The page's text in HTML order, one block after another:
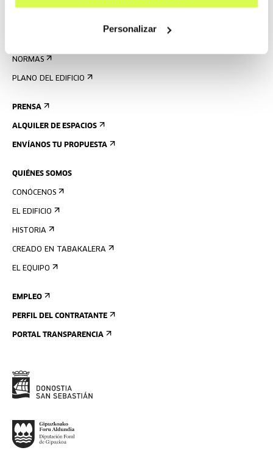
Personalizar
NORMAS
PLANO DEL EDIFICIO
PRENSA
ALQUILER DE ESPACIOS
ENVÍANOS TU PROPUESTA
QUIÉNES SOMOS
CONÓCENOS
EL EDIFICIO
HISTORIA
CREADO EN TABAKALERA
EL EQUIPO
EMPLEO
PERFIL DEL CONTRATANTE
PORTAL TRANSPARENCIA